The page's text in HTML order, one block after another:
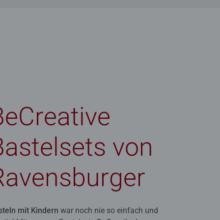
von
mit Kindern war noch nie so einfach und